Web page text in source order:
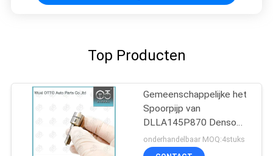
Top Producten
Gemeenschappelijke het
Spoorpijp van
DLLA145P870 Denso
voor Injecteur 095000-
560# 1465A041
onderhandelbaar MOQ:4stuks